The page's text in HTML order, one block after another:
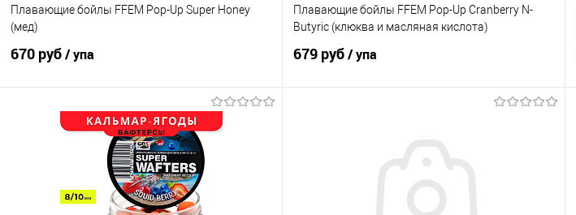
Плавающие бойлы FFEM Pop-Up Super Honey
(мед)
670 руб/ упа
В корзину
Сравнение
В избранное
В наличии
Плавающие бойлы FFEM Pop-Up Cranberry N-
Butyric (клюква и масляная кислота)
679 руб/ упа